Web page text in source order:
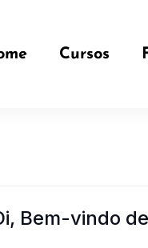
Cursos
Bem-vindo